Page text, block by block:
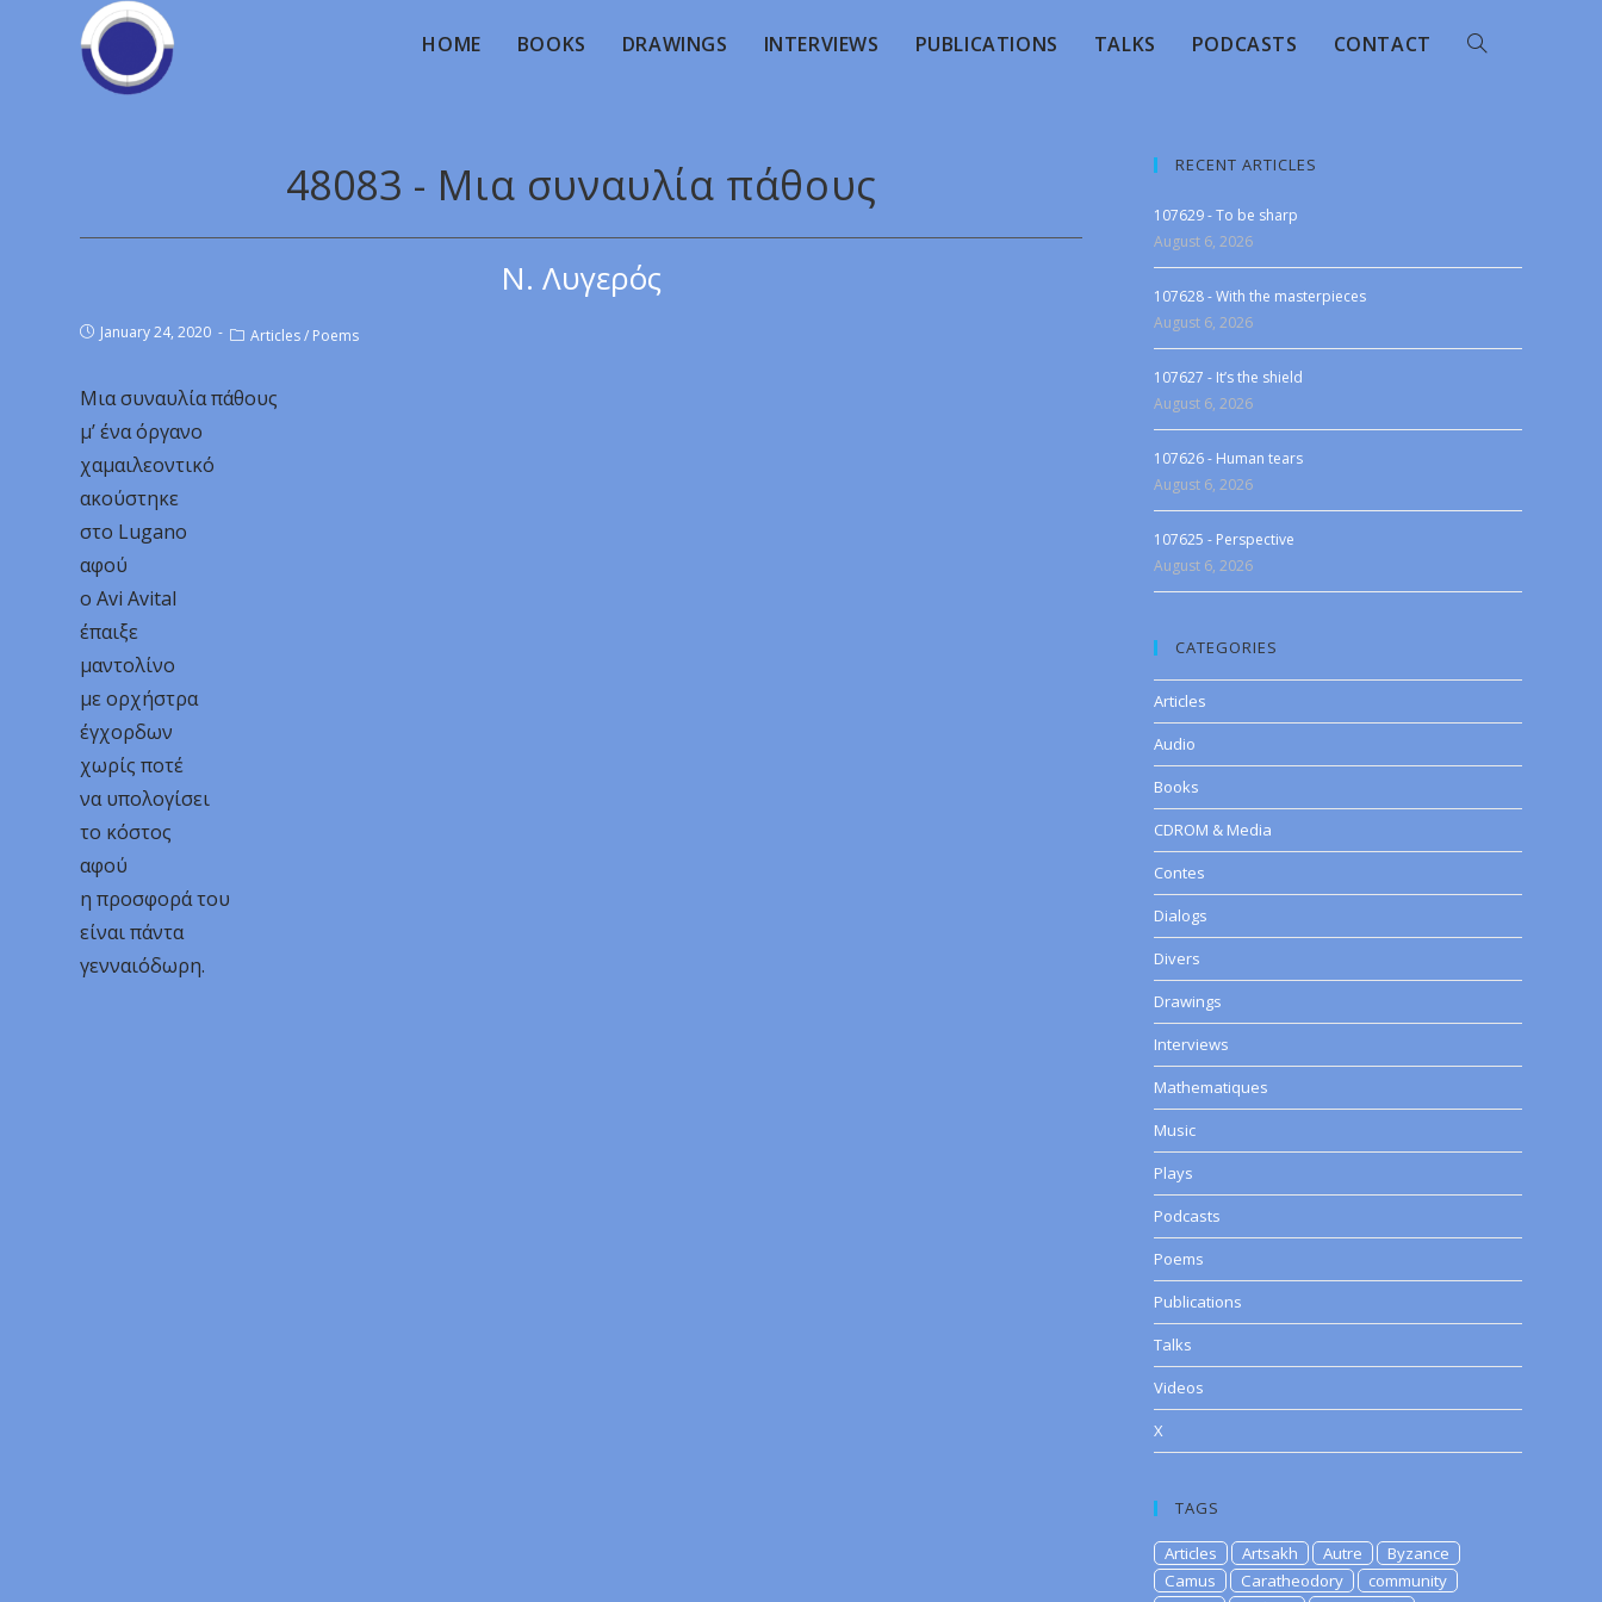
HOME BOOKS DRAWINGS INTERVIEWS PUBLICATIONS TALKS PODCASTS CONTACT
48083 - Μια συναυλία πάθους
Ν. Λυγερός
January 24, 2020 Articles/ Poems
Μια συναυλία πάθους
μ’ ένα όργανο
χαμαιλεοντικό
ακούστηκε
στο Lugano
αφού
ο Avi Avital
έπαιξε
μαντολίνο
με ορχήστρα
έγχορδων
χωρίς ποτέ
να υπολογίσει
το κόστος
αφού
η προσφορά του
είναι πάντα
γενναιόδωρη.
RECENT ARTICLES
107629 - To be sharp
August 6, 2026
107628 - With the masterpieces
August 6, 2026
107627 - It’s the shield
August 6, 2026
107626 - Human tears
August 6, 2026
107625 - Perspective
August 6, 2026
CATEGORIES
Articles
Audio
Books
CDROM & Media
Contes
Dialogs
Divers
Drawings
Interviews
Mathematiques
Music
Plays
Podcasts
Poems
Publications
Talks
Videos
X
TAGS
Articles Artsakh Autre
Byzance
Camus
Caratheodory
community